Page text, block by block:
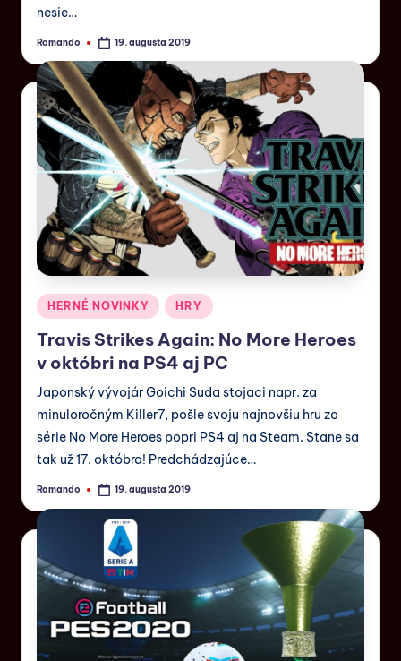
nesie…
Romando 19. augusta 2019
HERNÉ NOVINKY HRY
Travis Strikes Again: No More Heroes
v októbri na PS4 aj PC
Japonský vývojár Goichi Suda stojaci napr. za
minuloročným Killer7, pošle svoju najnovšiu hru zo
série No More Heroes popri PS4 aj na Steam. Stane sa
tak už 17. októbra! Predchádzajúce…
Romando 19. augusta 2019